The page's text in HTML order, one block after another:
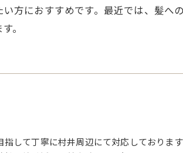
方におすすめです。最近では、髪へ
。
して丁寧に村井周辺にて対応しておりま